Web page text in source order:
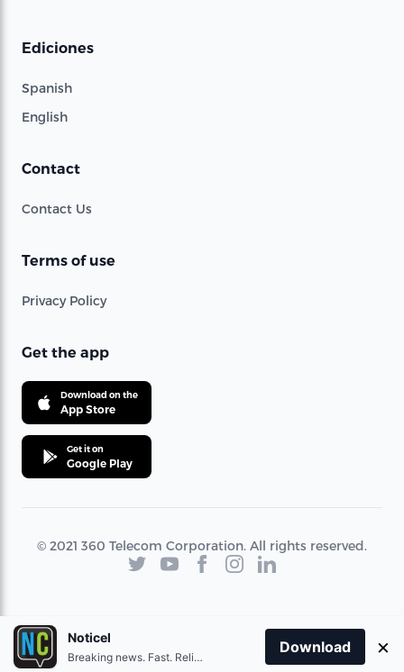
Ediciones
Spanish
English
Contact
Contact Us
Terms of use
Privacy Policy
Get the app
Download on the
App Store
Get it on
Google Play
© 2021 360 Telecom Corporation. All rights reserved.
Noticel
Breaking news. Fast. Reliable.
Download ×